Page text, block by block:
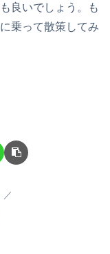
良いでしょう。も
乗って散策してみ